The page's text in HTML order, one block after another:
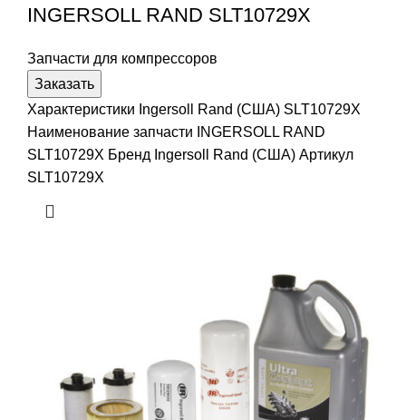
INGERSOLL RAND SLT10729X
Запчасти для компрессоров
Заказать
Характеристики Ingersoll Rand (США) SLT10729X
Наименование запчасти INGERSOLL RAND
SLT10729X Бренд Ingersoll Rand (США) Артикул
SLT10729X